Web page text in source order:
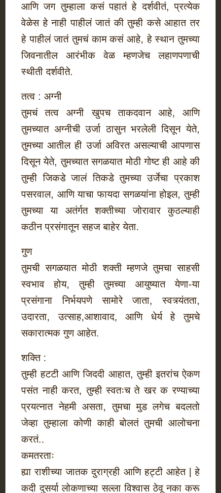
आणि जग तुम्हाला कसं पहातं हे दर्शवीतं, प्रत्येक
वेळेस हे नाही पाहीलं जातं की तुम्ही कसे आहात तर
हे पाहीलं जातं तुमचं काम कसं आहे, हे स्थान तुमच्या
जिवनातील आरंभीक वेळ म्हणजेच लहाणपणाची
स्थीती दर्शवीते.
तत्व : अग्नी
तुमचं तत्व अग्नी खुपच ताकदवान आहे, आणि
तुमच्यात अग्नीची उर्जा ठासुन भरलेली दिसून येते,
तुमच्या आतील ही उर्जा अविरत असल्याची आपणास
दिसून येते, तुमच्यात सगळयात मोठी गोष्ट ही आहे की
तुम्ही जिकडे जालं तिकडे तुमच्या उर्जेचा प्रकाश
पसरवाल, आणि याचा फायदा सगळयांना होइल, तुम्ही
तुमच्या या अतंर्गत शक्तीच्या जोरावार कुठल्याही
कठीन प्रसंगातून सहज बाहेर येता.
गुण
तुमची सगळयात मोठी शक्ती म्हणजे तुमचा साहसी
स्वभाव होय, तुम्ही तुमच्या आयुष्यात येणा-या
प्रसंगाना निर्भयपणे सामोरे जाता, स्वत्र्यंतता,
उदारता, उत्साह,आशावाद, आणि धेर्य हे तुमचे
सकारात्मक गुण आहेत.
शक्ति :
तुम्ही हटटी आणि जिददी आहात, तुम्ही इतरांच ऐकण
पसंत नाही करत, तुम्ही स्वतःच ते खर क रण्याच्या
प्रयत्नात नेहमी असता, तुमचा मुड लगेच बदलतो
जेव्हा तुम्हाला कोणी काही बोलतं तुमची आलोचना
करतं..
कमतरताः
ह्या राशीच्या जातक दुराग्रही आणि हट्टी आहेत | हे
कदी दुसर्या लोकणाच्या सल्ला विश्वास ठेवू नका करू